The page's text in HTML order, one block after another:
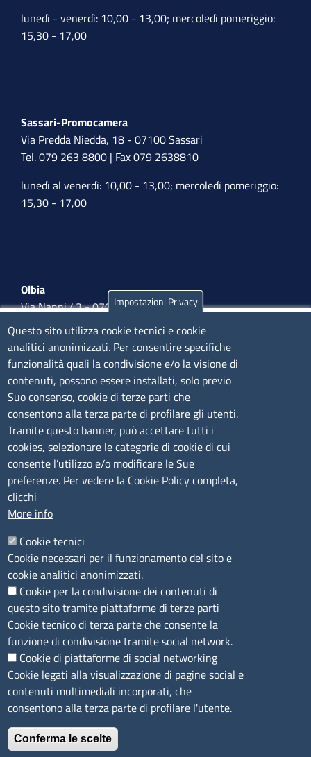
lunedì - venerdì: 10,00 - 13,00; mercoledì pomeriggio:
15,30 - 17,00
Sassari-Promocamera
Via Predda Niedda, 18 - 07100 Sassari
Tel. 079 263 8800 | Fax 079 2638810
lunedì al venerdì: 10,00 - 13,00; mercoledì pomeriggio:
15,30 - 17,00
Olbia
Via Nanni 43 - 07026 Olbia
Tel. 0789 66122 | 0789 69580
mail: ufficio.olbia@ss.camcom.it
lunedì al venerdì: 9,00 - 12,00; lunedì pomeriggio: 16,00
- 17,00
CONTATTI
Camera di Commercio, Industria, Artigianato e
Agricoltura di Sassari
PEC
P.IVA01047570906
Codice Fiscale
Codice Univoco per le fatture elettroniche: UFPXFS
LINK UTILI
Segnalazione di illecito
Amministrazione Trasparente
Accesso riservato
Dichiarazione di accessibilità
Mappa del sito
Impostazioni Privacy
Questo sito utilizza cookie tecnici e cookie
analitici anonimizzati. Per consentire specifiche
funzionalità quali la condivisione e/o la visione di
contenuti, possono essere installati, solo previo
Suo consenso, cookie di terze parti che
consentono alla terza parte di profilare gli utenti.
Tramite questo banner, può accettare tutti i
cookies, selezionare le categorie di cookie di cui
consente l’utilizzo e/o modificare le Sue
preferenze. Per vedere la Cookie Policy completa,
clicchi
More info
Cookie tecnici
Cookie necessari per il funzionamento del sito e
cookie analitici anonimizzati.
Cookie per la condivisione dei contenuti di
questo sito tramite piattaforme di terze parti
Cookie tecnico di terza parte che consente la
funzione di condivisione tramite social network.
Cookie di piattaforme di social networking
Cookie legati alla visualizzazione di pagine social e
contenuti multimediali incorporati, che
consentono alla terza parte di profilare l'utente.
Conferma le scelte